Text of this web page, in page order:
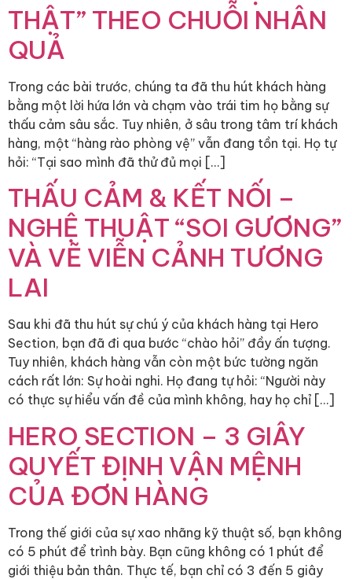
THẬT” THEO CHUỖI NHÂN
QUẢ
Trong các bài trước, chúng ta đã thu hút khách hàng
bằng một lời hứa lớn và chạm vào trái tim họ bằng sự
thấu cảm sâu sắc. Tuy nhiên, ở sâu trong tâm trí khách
hàng, một “hàng rào phòng vệ” vẫn đang tồn tại. Họ tự
hỏi: “Tại sao mình đã thử đủ mọi […]
THẤU CẢM & KẾT NỐI –
NGHỆ THUẬT “SOI GƯƠNG”
VÀ VẼ VIỄN CẢNH TƯƠNG
LAI
Sau khi đã thu hút sự chú ý của khách hàng tại Hero
Section, bạn đã đi qua bước “chào hỏi” đầy ấn tượng.
Tuy nhiên, khách hàng vẫn còn một bức tường ngăn
cách rất lớn: Sự hoài nghi. Họ đang tự hỏi: “Người này
có thực sự hiểu vấn đề của mình không, hay họ chỉ […]
HERO SECTION – 3 GIÂY
QUYẾT ĐỊNH VẬN MỆNH
CỦA ĐƠN HÀNG
Trong thế giới của sự xao nhãng kỹ thuật số, bạn không
có 5 phút để trình bày. Bạn cũng không có 1 phút để
giới thiệu bản thân. Thực tế, bạn chỉ có 3 đến 5 giây